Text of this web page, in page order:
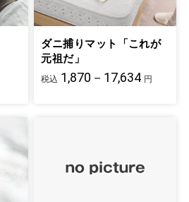
ダニ捕りマット「これが
元祖だ」
税込 1,870－17,634 円